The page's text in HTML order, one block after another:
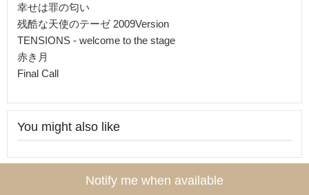
幸せは罪の匂い
残酷な天使のテーゼ 2009Version
TENSIONS - welcome to the stage
赤き月
Final Call
You might also like
Notify me when available